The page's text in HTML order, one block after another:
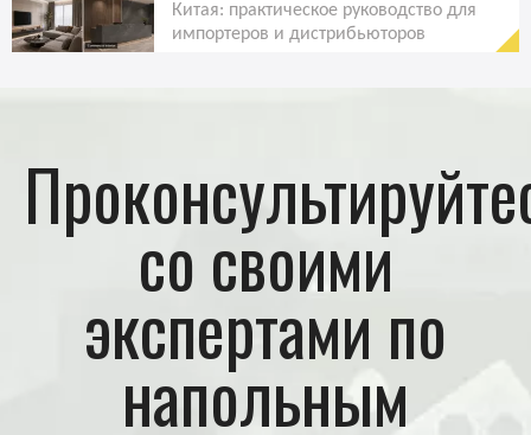
Китая: практическое руководство для
импортеров и дистрибьюторов
со своими
экспертами по
напольным